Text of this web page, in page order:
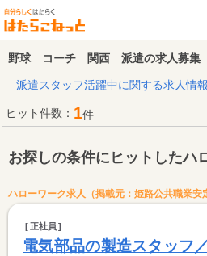
野球 コーチ 関西 派遣の求人募集
派遣スタッフ活躍中に関する求人情
ヒット件数： 1件
お探しの条件にヒットしたハ
ハローワーク求人（掲載元：姫路公共職業安
正社員
電気部品の製造スタッフ